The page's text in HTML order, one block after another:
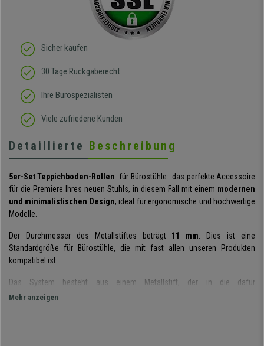
Sicher kaufen
30 Tage Rückgaberecht
Ihre Bürospezialisten
Viele zufriedene Kunden
Detaillierte Beschreibung
5er-Set Teppichboden-Rollen für Bürostühle: das perfekte Accessoire
für die Premiere Ihres neuen Stuhls, in diesem Fall mit einem modernen
und minimalistischen Design, ideal für ergonomische und hochwertige
Modelle.
Der Durchmesser des Metallstiftes beträgt 11 mm. Dies ist eine
Standardgröße für Bürostühle, die mit fast allen unseren Produkten
kompatibel ist.
Das System besteht aus einem Metallstift, der in die dafür
vorhergesehenen Löcher im Fußkreuz gedrückt wird. Sie sind
Mehr anzeigen